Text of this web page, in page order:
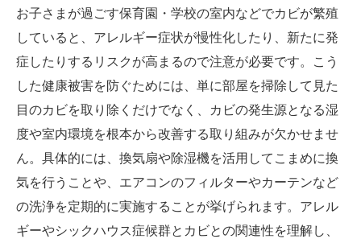
お子さまが過ごす保育園・学校の室内などでカビが繁殖
していると、アレルギー症状が慢性化したり、新たに発
症したりするリスクが高まるので注意が必要です。こう
した健康被害を防ぐためには、単に部屋を掃除して見た
目のカビを取り除くだけでなく、カビの発生源となる湿
度や室内環境を根本から改善する取り組みが欠かせませ
ん。具体的には、換気扇や除湿機を活用してこまめに換
気を行うことや、エアコンのフィルターやカーテンなど
の洗浄を定期的に実施することが挙げられます。アレル
ギーやシックハウス症候群とカビとの関連性を理解し、